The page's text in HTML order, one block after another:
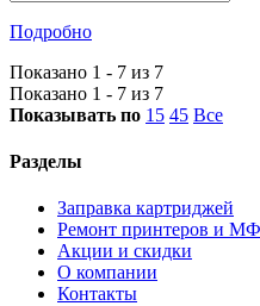
Подробно
Показано 1 - 7 из 7
Показано 1 - 7 из 7
Показывать по 15 45 Все
Разделы
Заправка картриджей
Ремонт принтеров и
Акции и скидки
О компании
Контакты